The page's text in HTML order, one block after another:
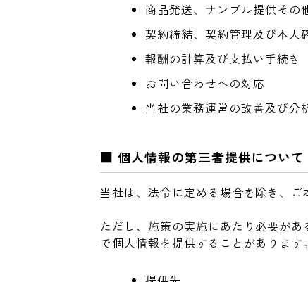
商品発送、サンプル提供その
契約締結、契約管理及び本人
報酬の計算及び支払い手続き
お問い合わせへの対応
当社の業務運営の改善及び分
■ 個人情報の第三者提供について
当社は、法令に定める場合を除き、
ただし、施策の実施にあたり必要が
で個人情報を提供することがあります。